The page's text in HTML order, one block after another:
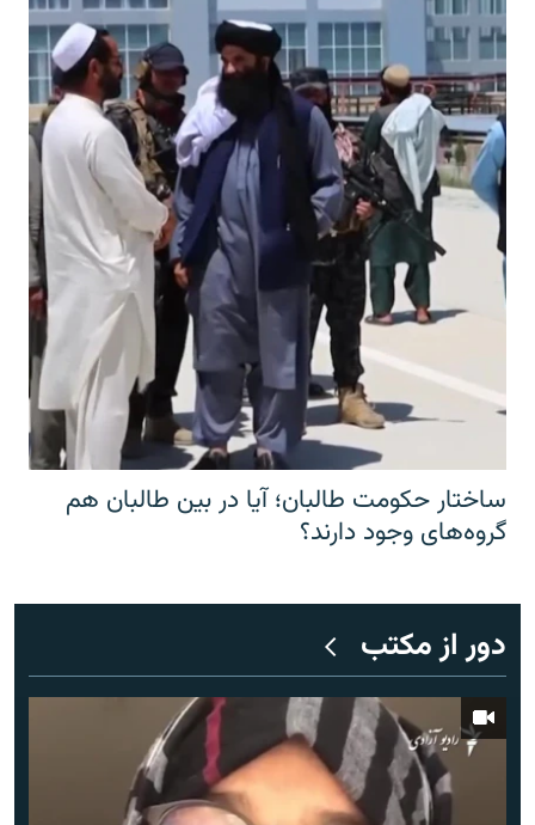
ساختار حکومت طالبان؛ آیا در بین طالبان هم
گروه‌های وجود دارند؟
دور از مکتب